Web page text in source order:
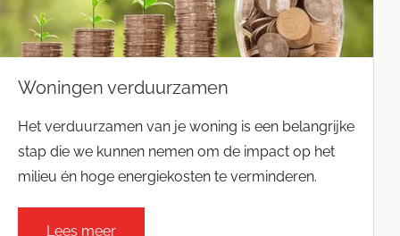
Woningen verduurzamen
Het verduurzamen van je woning is een belangrijke
stap die we kunnen nemen om de impact op het
milieu én hoge energiekosten te verminderen.
Lees meer